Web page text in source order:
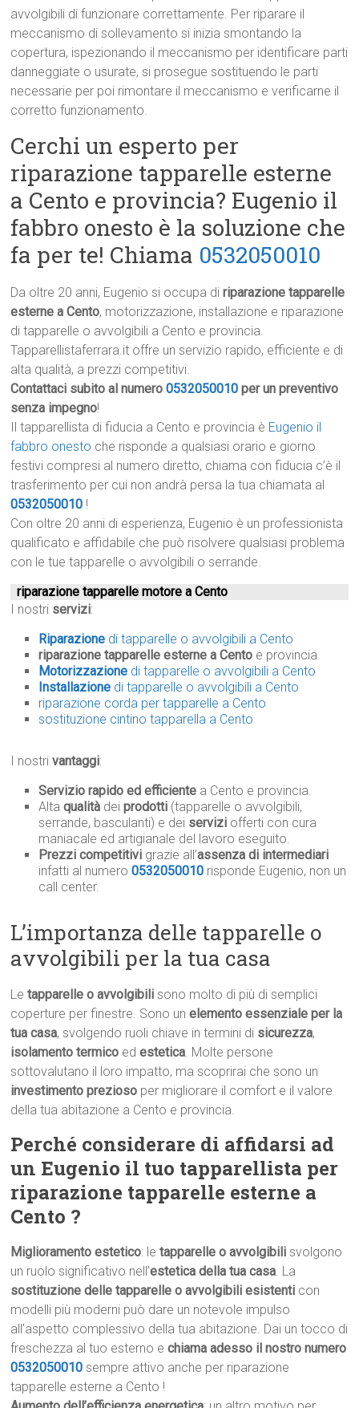
avvolgibili di funzionare correttamente. Per riparare il
meccanismo di sollevamento si inizia smontando la
copertura, ispezionando il meccanismo per identificare parti
danneggiate o usurate, si prosegue sostituendo le parti
necessarie per poi rimontare il meccanismo e verificarne il
corretto funzionamento.
Cerchi un esperto per
riparazione tapparelle esterne
a Cento e provincia? Eugenio il
fabbro onesto è la soluzione che
fa per te! Chiama 0532050010
Da oltre 20 anni, Eugenio si occupa diriparazione tapparelle
esterne a Cento, motorizzazione, installazione e riparazione
di tapparelle o avvolgibili a Cento e provincia.
Tapparellistaferrara.it offre un servizio rapido, efficiente e di
alta qualità, a prezzi competitivi.
Contattaci subito al numero0532050010 per un preventivo
senza impegno!
Il tapparellista di fiducia a Cento e provincia è Eugenio il
fabbro onesto che risponde a qualsiasi orario e giorno
festivi compresi al numero diretto, chiama con fiducia c’è il
trasferimento per cui non andrà persa la tua chiamata al
0532050010 !
Con oltre 20 anni di esperienza, Eugenio è un professionista
qualificato e affidabile che può risolvere qualsiasi problema
con le tue tapparelle o avvolgibili o serrande.
riparazione tapparelle motore a Cento
I nostri servizi:
Riparazione di tapparelle o avvolgibili a Cento
riparazione tapparelle esterne a Cento e provincia
Motorizzazione di tapparelle o avvolgibili a Cento
Installazione di tapparelle o avvolgibili a Cento
riparazione corda per tapparelle a Cento
sostituzione cintino tapparella a Cento
I nostrivantaggi:
Servizio rapido ed efficiente a Cento e provincia.
Altaqualità deiprodotti (tapparelle o avvolgibili,
serrande, basculanti) e dei servizi offerti con cura
maniacale ed artigianale del lavoro eseguito.
Prezzi competitivi grazie all’assenza di intermediari
infatti al numero0532050010 risponde Eugenio, non un
call center.
L’importanza delle tapparelle o
avvolgibili per la tua casa
Letapparelle o avvolgibili sono molto di più di semplici
coperture per finestre. Sono unelemento essenziale per la
tua casa, svolgendo ruoli chiave in termini di sicurezza,
isolamento termico edestetica. Molte persone
sottovalutano il loro impatto, ma scoprirai che sono un
investimento prezioso per migliorare il comfort e il valore
della tua abitazione a Cento e provincia.
Perché considerare di affidarsi ad
un Eugenio il tuo tapparellista per
riparazione tapparelle esterne a
Cento ?
Miglioramento estetico: letapparelle o avvolgibili svolgono
un ruolo significativo nell’estetica della tua casa. La
sostituzione delle tapparelle o avvolgibili esistenti con
modelli più moderni può dare un notevole impulso
all’aspetto complessivo della tua abitazione. Dai un tocco di
freschezza al tuo esterno echiama adesso il nostro numero
0532050010 sempre attivo anche per riparazione
tapparelle esterne a Cento !